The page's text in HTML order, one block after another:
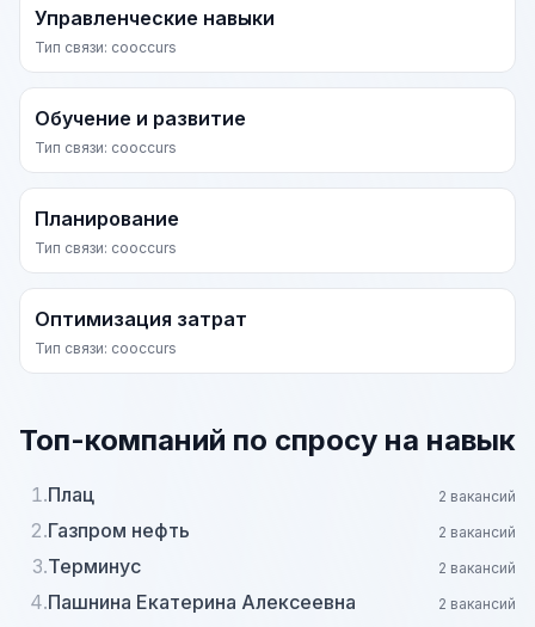
Управленческие навыки
Тип связи: cooccurs
Обучение и развитие
Тип связи: cooccurs
Планирование
Тип связи: cooccurs
Оптимизация затрат
Тип связи: cooccurs
Топ-компаний по спросу на навык
1.Плац 2 вакансий
2.Газпром нефть 2 вакансий
3.Терминус 2 вакансий
4.Пашнина Екатерина Алексеевна 2 вакансий